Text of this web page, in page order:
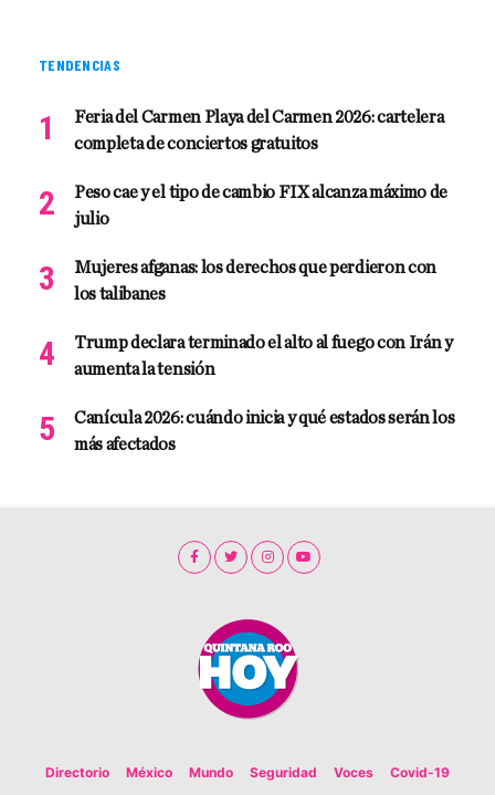
TENDENCIAS
Feria del Carmen Playa del Carmen 2026: cartelera
completa de conciertos gratuitos
Peso cae y el tipo de cambio FIX alcanza máximo de
julio
Mujeres afganas: los derechos que perdieron con
los talibanes
Trump declara terminado el alto al fuego con Irán y
aumenta la tensión
Canícula 2026: cuándo inicia y qué estados serán los
más afectados
Directorio México Mundo Seguridad Voces Covid-19